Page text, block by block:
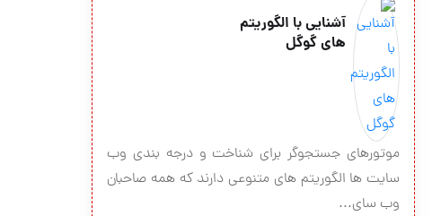
آشنایی با الگوریتم
های گوگل
موتورهای جستجوگر برای شناخت و درجه بندی وب
سایت ها الگوریتم های متنوعی دارند که همه صاحبان
وب سای...